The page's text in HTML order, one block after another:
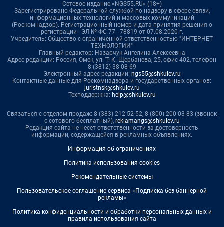
Сетевое издание «NGS55.RU» (18+)
Зарегистрировано Федеральной службой по надзору в сфере связи,
информационных технологий и массовых коммуникаций
(Роскомнадзор). Регистрационный номер и дата принятия решения о
регистрации - ЭЛ № ФС 77 - 78819 от 07.08.2020 г.
Учредитель: Общество с ограниченной ответственностью "ИНТЕРНЕТ
ТЕХНОЛОГИИ"
Главный редактор: Назарчук Ангелина Алексеевна
Адрес редакции: Россия, Омск, ул. Т. К. Щербанева, 25, офис 402, телефон
8 (3812) 38-08-69
Электронный адрес редакции: ngs55@shkulev.ru
Контактные данные для Роскомнадзора и государственных органов:
juristnsk@shkulev.ru
Техподдержка: help@shkulev.ru
Связаться с отделом продаж: 8 (383) 212-52-52, 8 (800) 200-03-83 (звонок
с сотового бесплатный), reklamangs@shkulev.ru
Редакция сайта не несет ответственности за достоверность
информации, содержащейся в рекламных объявлениях.
Информация об ограничениях
Политика использования cookies
Рекомендательные системы
Пользовательское соглашение сервиса «Подписка без баннерной
рекламы»
Политика конфиденциальности и обработки персональных данных и
правила использования сайта